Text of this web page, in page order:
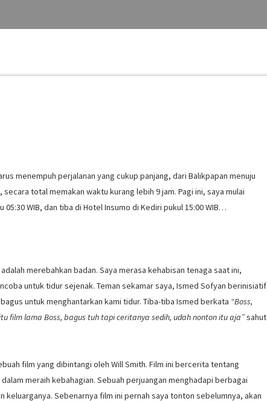
menempuh perjalanan yang cukup panjang, dari Balikpapan menuju
total memakan waktu kurang lebih 9 jam. Pagi ini, saya mulai
WIB, dan tiba di Hotel Insumo di Kediri pukul 15:00 WIB…
merebahkan badan. Saya merasa kehabisan tenaga saat ini,
untuk tidur sejenak. Teman sekamar saya, Ismed Sofyan berinisiatif
untuk menghantarkan kami tidur. Tiba-tiba Ismed berkata “Boss,
film lama Boss, bagus tuh tapi ceritanya sedih, udah nonton itu aja”sahut
film yang dibintangi oleh Will Smith. Film ini bercerita tentang
meraih kebahagian. Sebuah perjuangan menghadapi berbagai
Sebenarnya film ini pernah saya tonton sebelumnya, akan